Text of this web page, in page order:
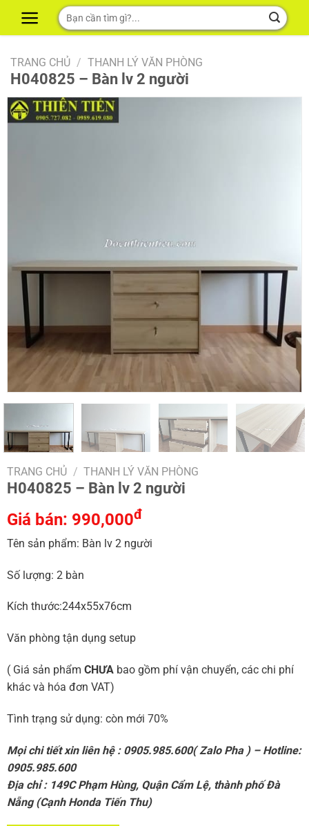
Tìm
kiếm:
TRANG CHỦ / THANH LÝ VĂN PHÒNG
H040825 – Bàn lv 2 người
TRANG CHỦ / THANH LÝ VĂN PHÒNG
H040825 – Bàn lv 2 người
Giá bán: 990,000đ
Tên sản phẩm: Bàn lv 2 người
Số lượng: 2 bàn
Kích thước:244x55x76cm
Văn phòng tận dụng setup
( Giá sản phẩm CHƯAbao gồm phí vận chuyển, các chi phí
khác và hóa đơn VAT)
Tình trạng sử dụng: còn mới 70%
Mọi chi tiết xin liên hệ : 0905.985.600( Zalo Pha ) – Hotline:
0905.985.600
Địa chỉ : 149C Phạm Hùng, Quận Cẩm Lệ, thành phố Đà
Nẵng (Cạnh Honda Tiến Thu)